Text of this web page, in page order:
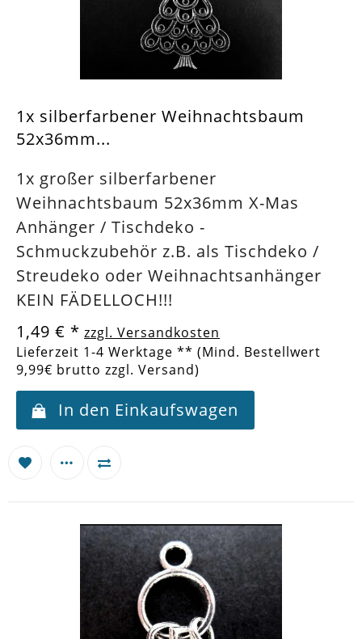
1x silberfarbener Weihnachtsbaum
52x36mm...
1x großer silberfarbener
Weihnachtsbaum 52x36mm X-Mas
Anhänger / Tischdeko -
Schmuckzubehör z.B. als Tischdeko /
Streudeko oder Weihnachtsanhänger
KEIN FÄDELLOCH!!!
1,49 € * zzgl. Versandkosten
Lieferzeit 1-4 Werktage ** (Mind. Bestellwert
9,99€ brutto zzgl. Versand)
In den Einkaufswagen